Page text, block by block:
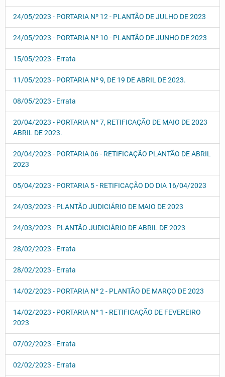
24/05/2023 - PORTARIA Nº 12 - PLANTÃO DE JULHO DE 2023
24/05/2023 - PORTARIA Nº 10 - PLANTÃO DE JUNHO DE 2023
15/05/2023 - Errata
11/05/2023 - PORTARIA Nº 9, DE 19 DE ABRIL DE 2023.
08/05/2023 - Errata
20/04/2023 - PORTARIA Nº 7, RETIFICAÇÃO DE MAIO DE 2023
ABRIL DE 2023.
20/04/2023 - PORTARIA 06 - RETIFICAÇÃO PLANTÃO DE ABRIL
2023
05/04/2023 - PORTARIA 5 - RETIFICAÇÃO DO DIA 16/04/2023
24/03/2023 - PLANTÃO JUDICIÁRIO DE MAIO DE 2023
24/03/2023 - PLANTÃO JUDICIÁRIO DE ABRIL DE 2023
28/02/2023 - Errata
28/02/2023 - Errata
14/02/2023 - PORTARIA Nº 2 - PLANTÃO DE MARÇO DE 2023
14/02/2023 - PORTARIA Nº 1 - RETIFICAÇÃO DE FEVEREIRO
2023
07/02/2023 - Errata
02/02/2023 - Errata